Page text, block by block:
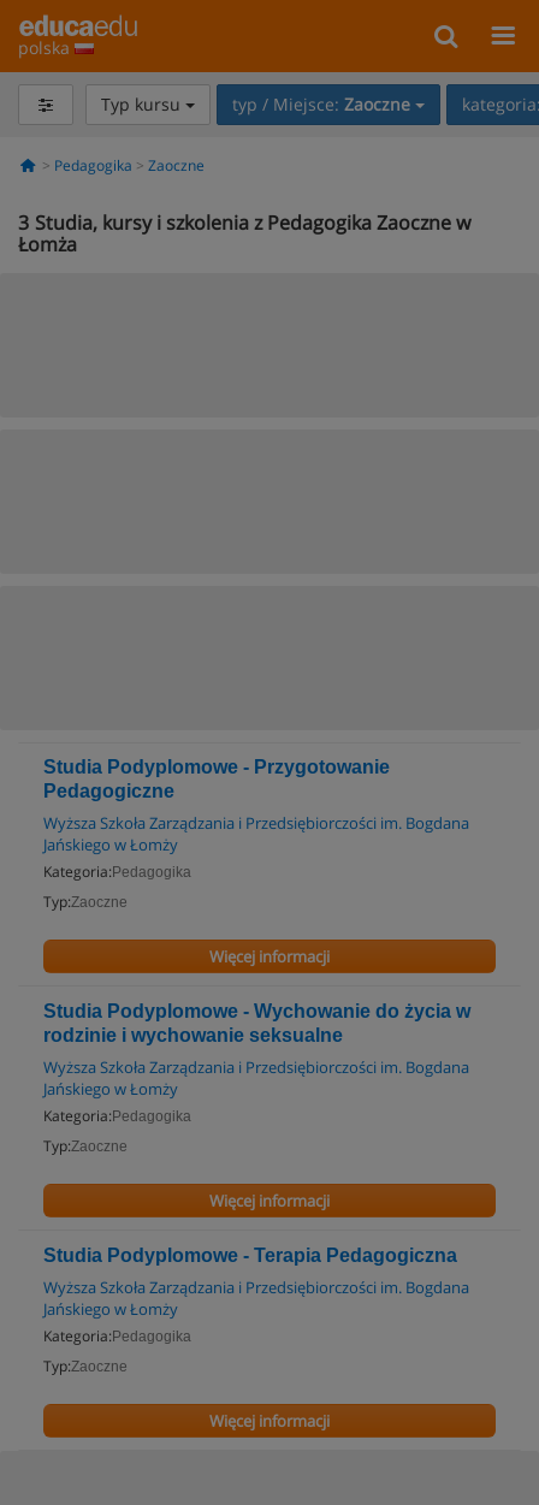
polska
Typ kursu typ / Miejsce: Zaoczne
Pedagogika Zaoczne
3 Studia, kursy i szkolenia z Pedagogika Zaoczne w
Łomża
Studia Podyplomowe - Przygotowanie
Pedagogiczne
Wyższa Szkoła Zarządzania i Przedsiębiorczości im. Bogdana
Jańskiego w Łomży
Kategoria: Pedagogika
Typ:Zaoczne
Więcej informacji
Studia Podyplomowe - Wychowanie do życia w
rodzinie i wychowanie seksualne
Wyższa Szkoła Zarządzania i Przedsiębiorczości im. Bogdana
Jańskiego w Łomży
Kategoria: Pedagogika
Typ:Zaoczne
Więcej informacji
Studia Podyplomowe - Terapia Pedagogiczna
Wyższa Szkoła Zarządzania i Przedsiębiorczości im. Bogdana
Jańskiego w Łomży
Kategoria: Pedagogika
Typ:Zaoczne
Więcej informacji